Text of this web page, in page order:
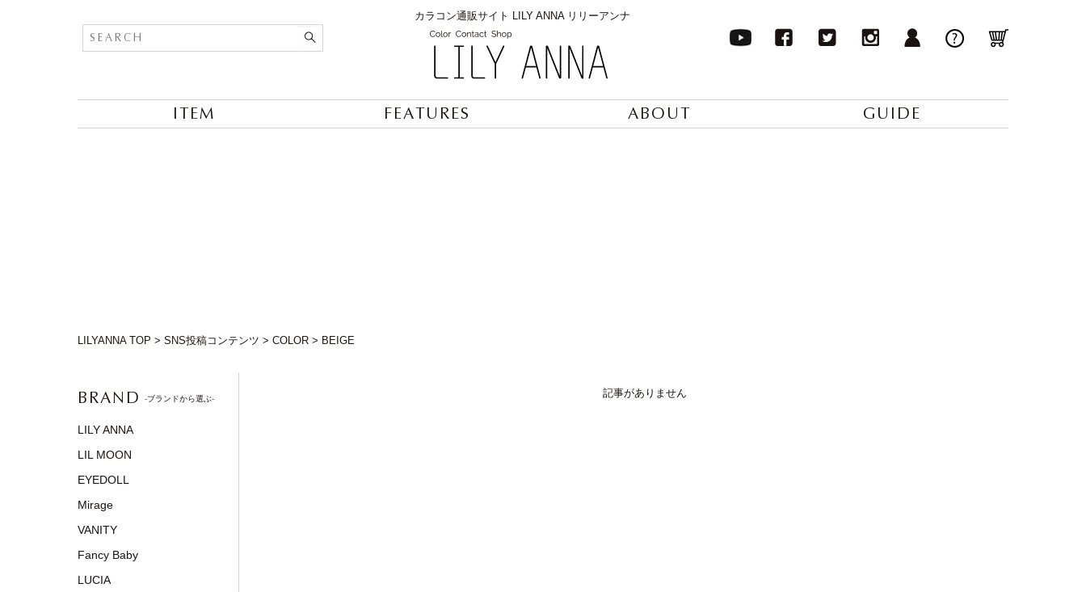
カラコン通販サイト LILY ANNA リリーアンナ
ITEM FEATURES ABOUT GUIDE
LILYANNA TOP > SNS投稿コンテンツ > COLOR > BEIGE
記事がありません
BRAND -ブランドから選ぶ-
LILY ANNA
LIL MOON
EYEDOLL
Mirage
VANITY
Fancy Baby
LUCIA